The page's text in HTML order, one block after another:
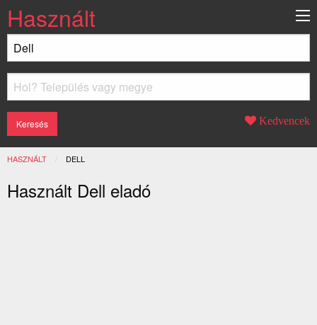
Használt
Kedvencek
HASZNÁLT JELENLEGI:
DELL
Használt Dell eladó